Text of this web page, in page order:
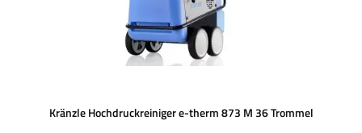
Kränzle Hochdruckreiniger e-therm 873 M 36 Trommel